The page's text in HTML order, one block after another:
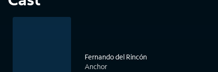
Fernando del Rincón
Anchor